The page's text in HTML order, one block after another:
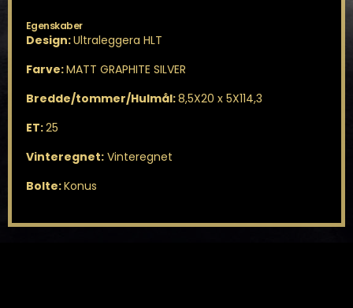
Egenskaber
Design:Ultraleggera HLT
Farve:MATT GRAPHITE SILVER
Bredde/tommer/Hulmål:8,5X20 x 5X114,3
ET:25
Vinteregnet:Vinteregnet
Bolte:Konus